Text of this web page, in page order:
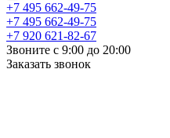
+7 495 662-49-75
+7 495 662-49-75
+7 920 621-82-67
Звоните с 9:00 до 20:00
Заказать звонок